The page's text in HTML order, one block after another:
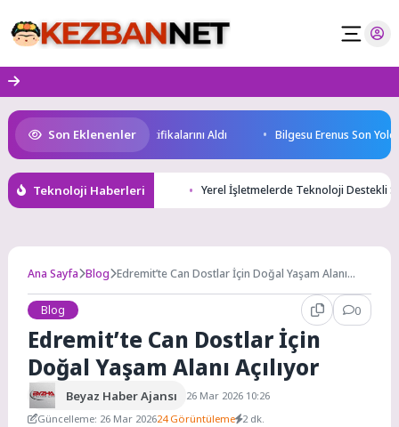
to
content
Son Eklenenler
Geleceğin Yüzücüleri Sertifikalarını Aldı Bilgesu Erenus Son
Teknoloji Haberleri Yerel İşletmelerde Teknoloji Destekli
Ana Sayfa Blog Edremit’te Can Dostlar İçin Doğal Yaşam Alanı
Blog
0
Edremit’te Can Dostlar İçin
Doğal Yaşam Alanı Açılıyor
Beyaz Haber Ajansı
26 Mar 2026 10:26
Güncelleme: 26 Mar 202624 Görüntüleme 2 dk.